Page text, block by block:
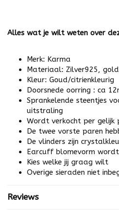
Alles wat je wilt weten over
Merk: Karma
Materiaal: Zilver925,
Kleur: Goud/citrienkleurig
Doorsnede oorring : ca
Sprankelende steentjes
uitstraling
Wordt verkocht per gelijk
De twee vorste paren
De vlinders zijn
Earcuff blomevorm
Kies welke jij graag wilt
Overige sieraden niet
Reviews